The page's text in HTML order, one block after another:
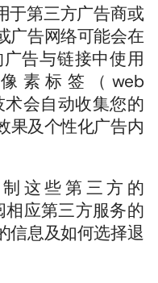
于第三方广告商或
广告网络可能会在
告与链接中使用
像素标签（web
会自动收集您的
果及个性化广告内
这些第三方的
应第三方服务的
信息及如何选择退